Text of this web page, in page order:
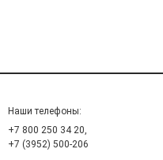
Наши телефоны:
+7 800 250 34 20,
+7 (3952) 500-206